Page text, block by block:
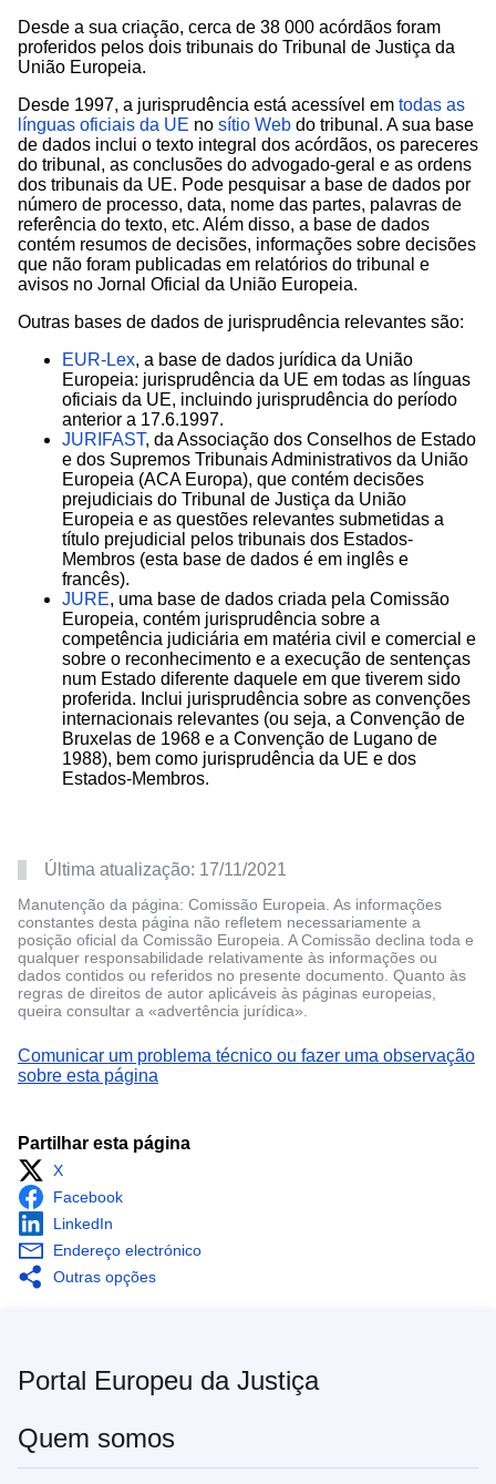
Desde a sua criação, cerca de 38 000 acórdãos foram
proferidos pelos dois tribunais do Tribunal de Justiça da
União Europeia.
Desde 1997, a jurisprudência está acessível em todas as
línguas oficiais da UE no sítio Web do tribunal. A sua base
de dados inclui o texto integral dos acórdãos, os pareceres
do tribunal, as conclusões do advogado-geral e as ordens
dos tribunais da UE. Pode pesquisar a base de dados por
número de processo, data, nome das partes, palavras de
referência do texto, etc. Além disso, a base de dados
contém resumos de decisões, informações sobre decisões
que não foram publicadas em relatórios do tribunal e
avisos no Jornal Oficial da União Europeia.
Outras bases de dados de jurisprudência relevantes são:
EUR-Lex, a base de dados jurídica da União
Europeia: jurisprudência da UE em todas as línguas
oficiais da UE, incluindo jurisprudência do período
anterior a 17.6.1997.
JURIFAST, da Associação dos Conselhos de Estado
e dos Supremos Tribunais Administrativos da União
Europeia (ACA Europa), que contém decisões
prejudiciais do Tribunal de Justiça da União
Europeia e as questões relevantes submetidas a
título prejudicial pelos tribunais dos Estados-
Membros (esta base de dados é em inglês e
francês).
JURE, uma base de dados criada pela Comissão
Europeia, contém jurisprudência sobre a
competência judiciária em matéria civil e comercial e
sobre o reconhecimento e a execução de sentenças
num Estado diferente daquele em que tiverem sido
proferida. Inclui jurisprudência sobre as convenções
internacionais relevantes (ou seja, a Convenção de
Bruxelas de 1968 e a Convenção de Lugano de
1988), bem como jurisprudência da UE e dos
Estados-Membros.
Última atualização: 17/11/2021
Manutenção da página: Comissão Europeia. As informações
constantes desta página não refletem necessariamente a
posição oficial da Comissão Europeia. A Comissão declina toda e
qualquer responsabilidade relativamente às informações ou
dados contidos ou referidos no presente documento. Quanto às
regras de direitos de autor aplicáveis às páginas europeias,
queira consultar a «advertência jurídica».
Comunicar um problema técnico ou fazer uma observação
sobre esta página
Partilhar esta página
X
Facebook
LinkedIn
Endereço electrónico
Outras opções
Portal Europeu da Justiça
Quem somos